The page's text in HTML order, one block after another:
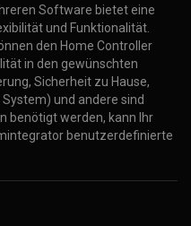
Software bietet eine
und Funktionalität.
den Home Controller
in den gewünschten
Sicherheit zu Hause,
und andere sind
benötigt werden, kann Ihr
benutzerdefinierte